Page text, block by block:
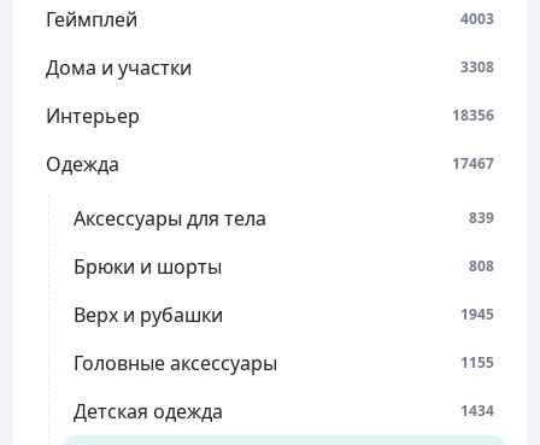
Геймплей 4003
Дома и участки 3308
Интерьер 18356
Одежда 17467
Аксессуары для тела 839
Брюки и шорты 808
Верх и рубашки 1945
Головные аксессуары 1155
Детская одежда 1434